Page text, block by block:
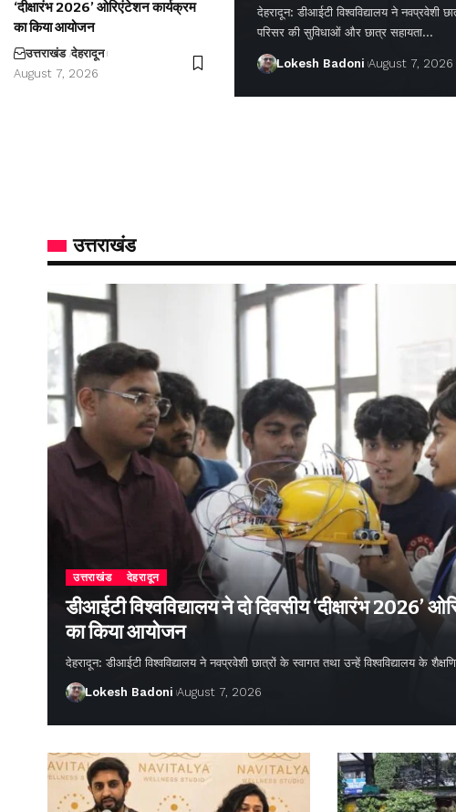
‘दीक्षारंभ 2026’ ओरिएंटेशन कार्यक्रम
का किया आयोजन
उत्तराखंड देहरादून
August 7, 2026
देहरादून: डीआईटी विश्वविद्यालय ने नवप्रवेशी
परिसर की सुविधाओं और छात्र सहायता…
Lokesh Badoni August 7, 2026
उत्तराखंड
उत्तराखंड देहरादून
डीआईटी विश्वविद्यालय ने दो दिवसीय ‘दीक्षारंभ 2026’
का किया आयोजन
देहरादून: डीआईटी विश्वविद्यालय ने नवप्रवेशी छात्रों के स्वागत तथा उन्हें विश्वविद्यालय के
Lokesh Badoni August 7, 2026